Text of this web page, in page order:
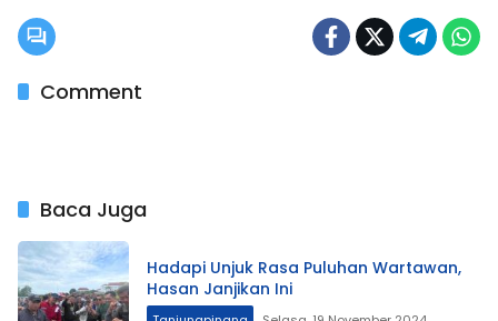
Comment
Baca Juga
Hadapi Unjuk Rasa Puluhan Wartawan,
Hasan Janjikan Ini